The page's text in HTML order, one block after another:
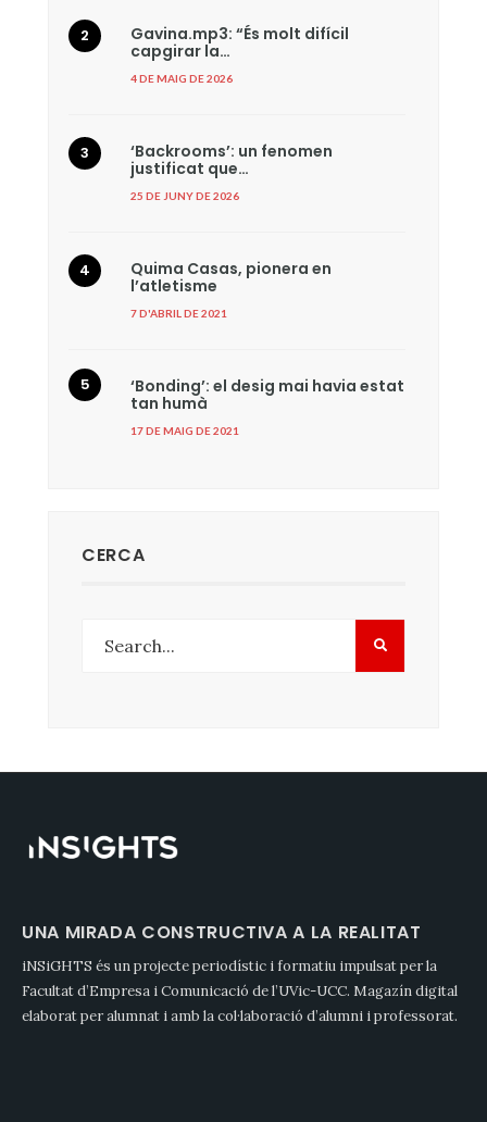
Gavina.mp3: “És molt difícil
capgirar la…
4 DE MAIG DE 2026
‘Backrooms’: un fenomen
justificat que…
25 DE JUNY DE 2026
Quima Casas, pionera en
l’atletisme
7 D'ABRIL DE 2021
‘Bonding’: el desig mai havia estat
tan humà
17 DE MAIG DE 2021
CERCA
UNA MIRADA CONSTRUCTIVA A LA REALITAT
iNSiGHTS és un projecte periodístic i formatiu impulsat per la
Facultat d’Empresa i Comunicació de l’UVic-UCC. Magazín digital
elaborat per alumnat i amb la col·laboració d’alumni i professorat.